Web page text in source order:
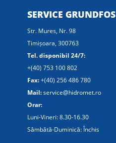
SERVICE GRUNDFOS
Str. Mures, Nr. 98
Timișoara, 300763
Tel. disponibil 24/7:
+(40) 753 100 802
Fax:+(40) 256 486 780
Mail:service@hidromet.ro
Orar:
Luni-Vineri: 8.30-16.30
Sâmbătă-Duminică: Închis